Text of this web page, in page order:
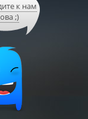
к нам
;)